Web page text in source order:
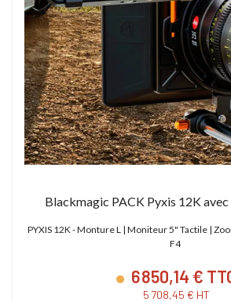
Blackmagic PACK Pyxis 12K
PYXIS 12K - Monture L | Moniteur 5" Tactile |
F4
6 850,14 €
5 708,45 € HT